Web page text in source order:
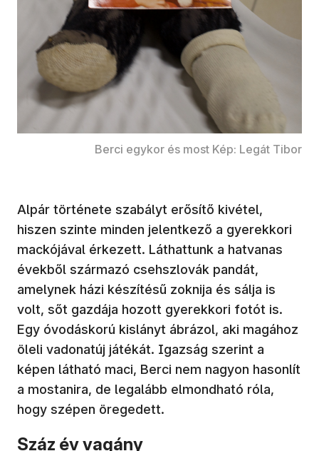
Berci egykor és most Kép: Legát Tibor
Alpár története szabályt erősítő kivétel,
hiszen szinte minden jelentkező a gyerekkori
mackójával érkezett. Láthattunk a hatvanas
évekből származó csehszlovák pandát,
amelynek házi készítésű zoknija és sálja is
volt, sőt gazdája hozott gyerekkori fotót is.
Egy óvodáskorú kislányt ábrázol, aki magához
öleli vadonatúj játékát. Igazság szerint a
képen látható maci, Berci nem nagyon hasonlít
a mostanira, de legalább elmondható róla,
hogy szépen öregedett.
Száz év vagány